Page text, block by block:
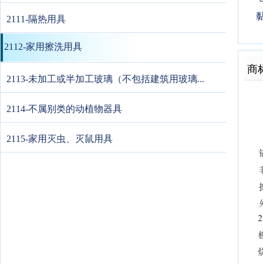
2111-隔热用具
2112-家用擦洗用具
2113-未加工或半加工玻璃（不包括建筑用玻璃...
2114-不属别类的动植物器具
2115-家用灭虫、灭鼠用具
商